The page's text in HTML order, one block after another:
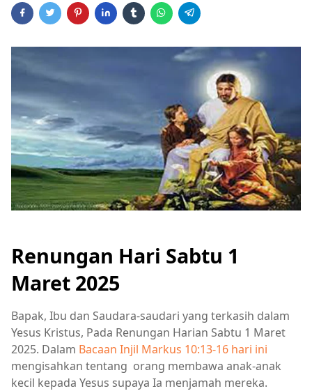
Renungan Hari Sabtu 1
Maret 2025
Bapak, Ibu dan Saudara-saudari yang terkasih dalam
Yesus Kristus, Pada Renungan Harian Sabtu 1 Maret
2025. Dalam Bacaan Injil Markus 10:13-16 hari ini
mengisahkan tentang orang membawa anak-anak
kecil kepada Yesus supaya Ia menjamah mereka.